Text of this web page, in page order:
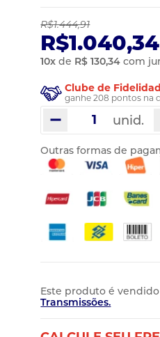
R$1.444,91
R$1.040,34
10x de R$ 130,34 com
Clube de
ganhe 208 pontos na
unid.
Outras formas de
Este produto é
Transmissões.